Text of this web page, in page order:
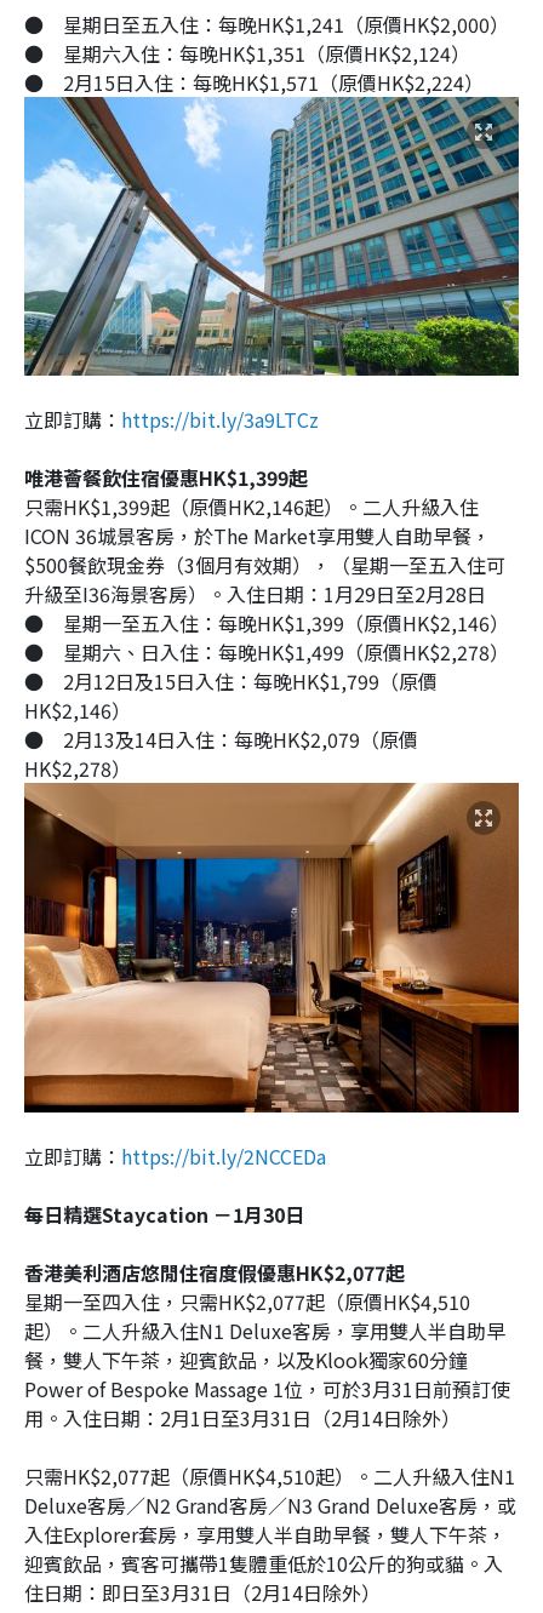
●
星期日至五入住：每晚HK$1,241（原價HK$2,000）
●
星期六入住：每晚HK$1,351（原價HK$2,124）
●
2月15日入住：每晚HK$1,571（原價HK$2,224）
立即訂購： https://bit.ly/3a9LTCz
唯港薈餐飲住宿優惠HK$1,399起
只需HK$1,399起（原價HK2,146起）。二人升級入住
ICON 36城景客房，於The Market享用雙人自助早餐，
$500餐飲現金券（3個月有效期），（星期一至五入住可
升級至I36海景客房）。入住日期：1月29日至2月28日
●
星期一至五入住：每晚HK$1,399（原價HK$2,146）
●
星期六、日入住：每晚HK$1,499（原價HK$2,278）
●
2月12日及15日入住：每晚HK$1,799（原價
HK$2,146）
●
2月13及14日入住：每晚HK$2,079（原價
HK$2,278）
立即訂購： https://bit.ly/2NCCEDa
每日精選Staycation －1月30日
香港美利酒店悠閒住宿度假優惠HK$2,077起
星期一至四入住，只需HK$2,077起（原價HK$4,510
起）。二人升級入住N1 Deluxe客房，享用雙人半自助早
餐，雙人下午茶，迎賓飲品，以及Klook獨家60分鐘
Power of Bespoke Massage 1位，可於3月31日前預訂使
用。入住日期：2月1日至3月31日（2月14日除外）
只需HK$2,077起（原價HK$4,510起）。二人升級入住N1
Deluxe客房／N2 Grand客房／N3 Grand Deluxe客房，或
入住Explorer套房，享用雙人半自助早餐，雙人下午茶，
迎賓飲品，賓客可攜帶1隻體重低於10公斤的狗或貓。入
住日期：即日至3月31日（2月14日除外）